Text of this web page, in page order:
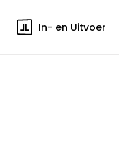
In- en Uitvoer